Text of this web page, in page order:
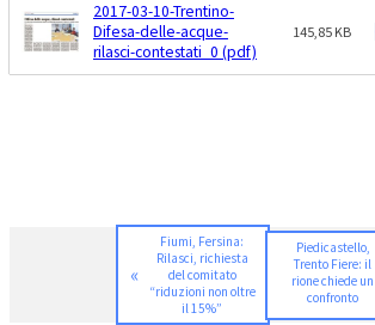
2017-03-10-Trentino-
Difesa-delle-acque-
rilasci-contestati_0 (pdf)
145,85 KB
«
Fiumi, Fersina:
Rilasci, richiesta
del comitato
“riduzioni non oltre
il 15%”
Piedicastello,
Trento Fiere: il
rione chiede un
confronto